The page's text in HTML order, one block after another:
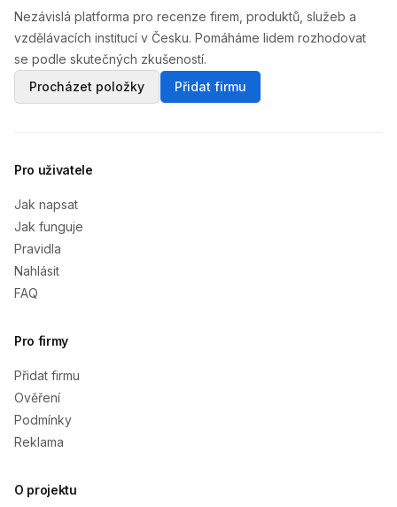
Nezávislá platforma pro recenze firem, produktů, služeb a
vzdělávacích institucí v Česku. Pomáháme lidem rozhodovat
se podle skutečných zkušeností.
Procházet položky
Přidat firmu
Pro uživatele
Jak napsat
Jak funguje
Pravidla
Nahlásit
FAQ
Pro firmy
Přidat firmu
Ověření
Podmínky
Reklama
O projektu